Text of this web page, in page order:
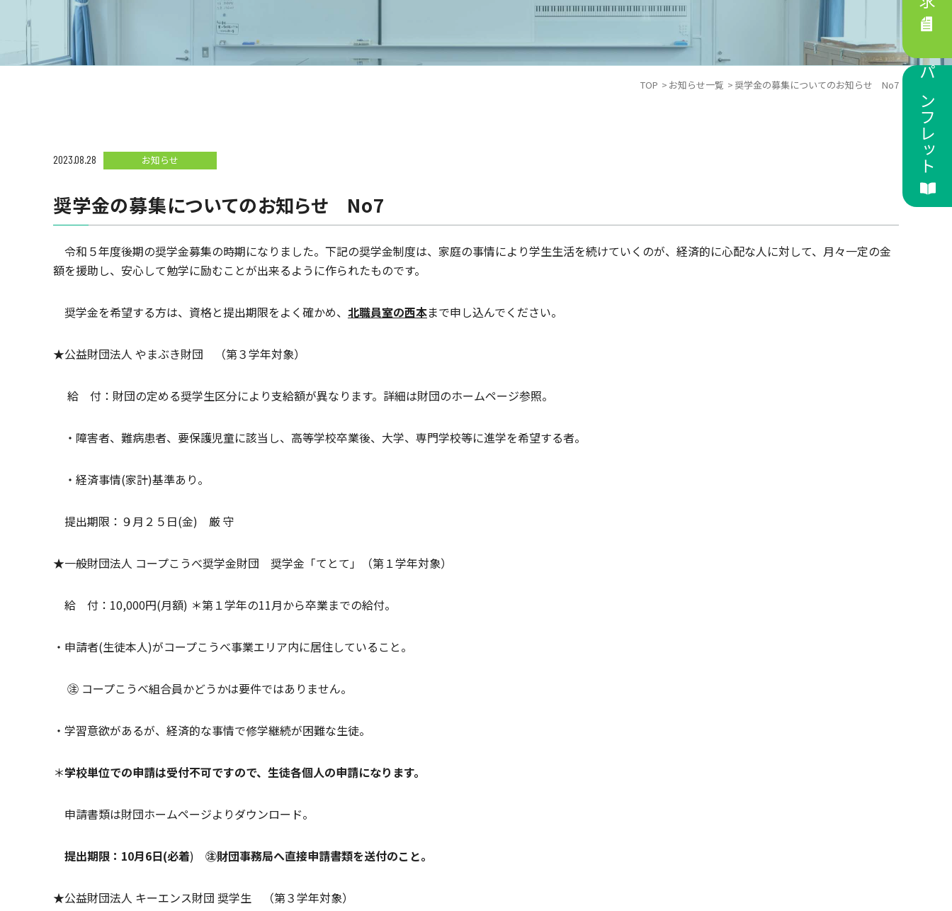
TOP お知らせ一覧 奨学金の募集についてのお知らせ No7
2023.08.28 お知らせ
奨学金の募集についてのお知らせ No7
令和５年度後期の奨学金募集の時期になりました。下記の奨学金制度は、家庭の事情により学生生活を続けていくのが、経済的に心配な人に対して、月々一定の金
額を援助し、安心して勉学に励むことが出来るように作られたものです。
奨学金を希望する方は、資格と提出期限をよく確かめ、 北職員室の西本まで申し込んでください。
★公益財団法人 やまぶき財団 （第３学年対象）
給 付：財団の定める奨学生区分により支給額が異なります。詳細は財団のホームページ参照。
・障害者、難病患者、要保護児童に該当し、高等学校卒業後、大学、専門学校等に進学を希望する者。
・経済事情(家計)基準あり。
提出期限：９月２５日(金) 厳 守
★一般財団法人 コープこうべ奨学金財団 奨学金「てとて」（第１学年対象）
給 付：10,000円(月額) ＊第１学年の11月から卒業までの給付。
・申請者(生徒本人)がコープこうべ事業エリア内に居住していること。
㊟ コープこうべ組合員かどうかは要件ではありません。
・学習意欲があるが、経済的な事情で修学継続が困難な生徒。
＊学校単位での申請は受付不可ですので、生徒各個人の申請になります。
申請書類は財団ホームページよりダウンロード。
提出期限：10月6日(必着) ㊟財団事務局へ直接申請書類を送付のこと。
★公益財団法人 キーエンス財団 奨学生 （第３学年対象）
パンフレット